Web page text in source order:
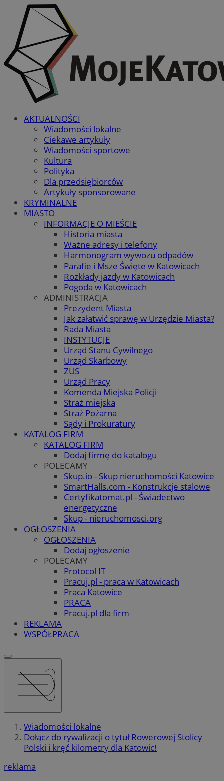
AKTUALNOŚCI
Wiadomości lokalne
Ciekawe artykuły
Wiadomości sportowe
Kultura
Polityka
Dla przedsiębiorców
Artykuły sponsorowane
KRYMINALNE
MIASTO
INFORMACJE O MIEŚCIE
Historia miasta
Ważne adresy i telefony
Harmonogram wywozu odpadów
Parafie i Msze Święte w Katowicach
Rozkłady jazdy w Katowicach
Pogoda w Katowicach
ADMINISTRACJA
Prezydent Miasta
Jak załatwić sprawę w Urzędzie Miasta?
Rada Miasta
INSTYTUCJE
Urząd Stanu Cywilnego
Urząd Skarbowy
ZUS
Urząd Pracy
Komenda Miejska Policji
Straż miejska
Straż Pożarna
Sądy i Prokuratury
KATALOG FIRM
KATALOG FIRM
Dodaj firmę do katalogu
POLECAMY
Skup.io - Skup nieruchomości Katowice
SmartHalls.com - Konstrukcje stalowe
Certyfikatomat.pl - Świadectwo
energetyczne
Skup - nieruchomosci.org
OGŁOSZENIA
OGŁOSZENIA
Dodaj ogłoszenie
POLECAMY
Protocol IT
Pracuj.pl - praca w Katowicach
Praca Katowice
PRACA
Pracuj.pl dla firm
REKLAMA
WSPÓŁPRACA
Wiadomości lokalne
Dołącz do rywalizacji o tytuł Rowerowej Stolicy
Polski i kręć kilometry dla Katowic!
reklama